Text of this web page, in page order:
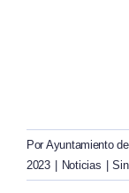
Por Ayuntamiento
2023
Noticias